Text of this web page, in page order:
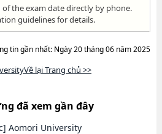
the exam date directly by phone.
guidelines for details.
tin gần nhất: Ngày 20 tháng 06 năm 2025
lại Trang chủ >>
đã xem gần đây
Aomori University